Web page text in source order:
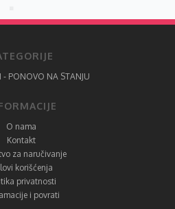
- PONOVO NA STANJU
O nama
Kontakt
za naručivanje
korišćenja
privatnosti
i povrati